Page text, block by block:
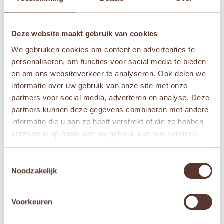
Deze website maakt gebruik van cookies
We gebruiken cookies om content en advertenties te
personaliseren, om functies voor social media te bieden
en om ons websiteverkeer te analyseren. Ook delen we
informatie over uw gebruik van onze site met onze
partners voor social media, adverteren en analyse. Deze
partners kunnen deze gegevens combineren met andere
informatie die u aan ze heeft verstrekt of die ze hebben
verzameld op basis van uw gebruik van hun services.
Noodzakelijk
Voorkeuren
Naam*
E-mail*
Mijn naam, e-mail en site opslaan in deze